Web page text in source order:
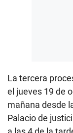
La tercera
el jueves 19 de
mañana desde
Palacio de